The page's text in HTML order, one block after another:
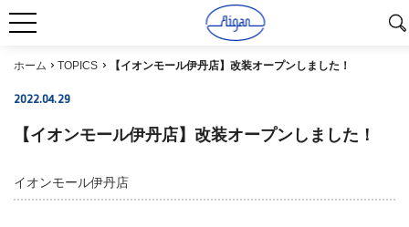
ホーム TOPICS 【イオンモール伊丹店】改装オープンしました！
2022.04.29
【イオンモール伊丹店】改装オープンしました！
イオンモール伊丹店